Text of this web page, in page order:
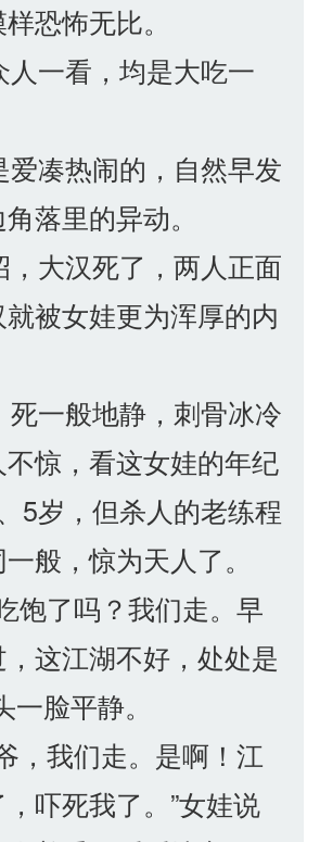
恐怖无比。
一看，均是大吃一
凑热闹的，自然早发
落里的异动。
大汉死了，两人正面
被女娃更为浑厚的内
一般地静，刺骨冰冷
惊，看这女娃的年纪
5岁，但杀人的老练程
般，惊为天人了。
饱了吗？我们走。早
这江湖不好，处处是
脸平静。
，我们走。是啊！江
吓死我了。”女娃说